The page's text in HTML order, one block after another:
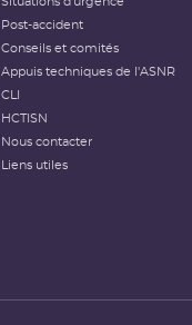
Post-accident
Conseils et comités
Appuis techniques de l'ASNR
CLI
HCTISN
Nous contacter
Liens utiles